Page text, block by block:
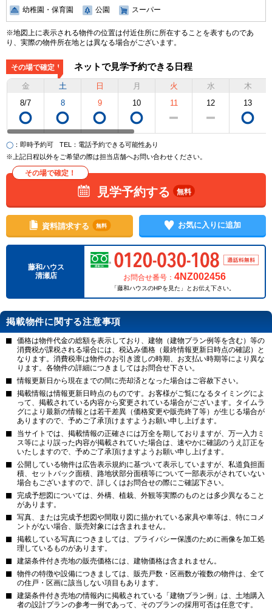
幼稚園・保育園 公園 スーパー
※地図上に表示される物件の位置は付近住所に所在することを表すものであ
り、実際の物件所在地とは異なる場合がございます。
その場で確定！ ネットで見学予約できる日程
金
8/7
土
8
日
9
月
10
火
11
水
12
木
13
◯ ：即時予約可 TEL
：電話予約できる可能性あり
※上記日程以外をご希望の際は担当店舗へお問い合わせください。
その場で確定！
見学予約する 無料
資料請求する 無料 お気に入りに追加
藤和ハウス
清瀬店
お問合せ番号：4NZ002456
「藤和ハウスのHPを見た」とお伝え下さい。
掲載物件に関する注意事項
価格は物件代金の総額を表示しており、建物（建物プラン例等を含む）等の
消費税が課税される場合には、税込み価格（最終情報更新日時点の確認）と
なります。消費税率は物件のお引き渡しの時期、お支払い時期等により異な
ります。各物件の詳細につきましてはお問合せ下さい。
情報更新日から現在までの間に売却済となった場合はご容赦下さい。
掲載情報は情報更新日時点のものです。お客様がご覧になるタイミングによ
って、掲載されている内容から変更されている場合がございます。タイムラ
グにより最新の情報とは若干差異（価格変更や販売終了等）が生じる場合が
ありますので、予めご了承頂けますようお願い申し上げます。
当サイトでは、掲載情報の正確さには万全を期しておりますが、万一入力ミ
ス等により誤った内容が掲載されていた場合は、速やかに確認のうえ訂正を
いたしますので、予めご了承頂けますようお願い申し上げます。
公開している物件は広告表示規約に基づいて表示していますが、私道負担面
積、セットバック面積、路地状部分面積等について一部表示がされていない
場合もございますので、詳しくはお問合せの際にご確認下さい。
完成予想図については、外構、植栽、外観等実際のものとは多少異なること
があります。
写真、または完成予想図や間取り図に描かれている家具や車等は、特にコメ
ントがない場合、販売対象には含まれません。
掲載している写真につきましては、プライバシー保護のために画像を加工処
理しているものがあります。
建築条件付き売地の販売価格には、建物価格は含まれません。
物件の特徴や設備につきましては、販売戸数・区画数が複数の物件は、全て
の住戸・区画に該当しない項目もあります。
建築条件付き売地の情報内に掲載されている「建物プラン例」は、土地購入
者の設計プランの参考一例であって、そのプランの採用可否は任意です。